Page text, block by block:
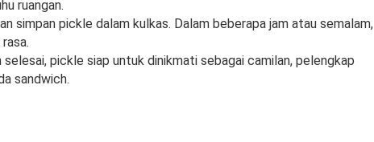
ruangan.
simpan pickle dalam kulkas. Dalam beberapa jam atau semalam,
pickle siap untuk dinikmati sebagai camilan, pelengkap
sandwich.